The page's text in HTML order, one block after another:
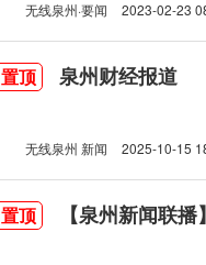
无线泉州·要闻 2023-02-23
置顶 泉州财经报道
无线泉州 新闻 2025-10-15
置顶 【泉州新闻联